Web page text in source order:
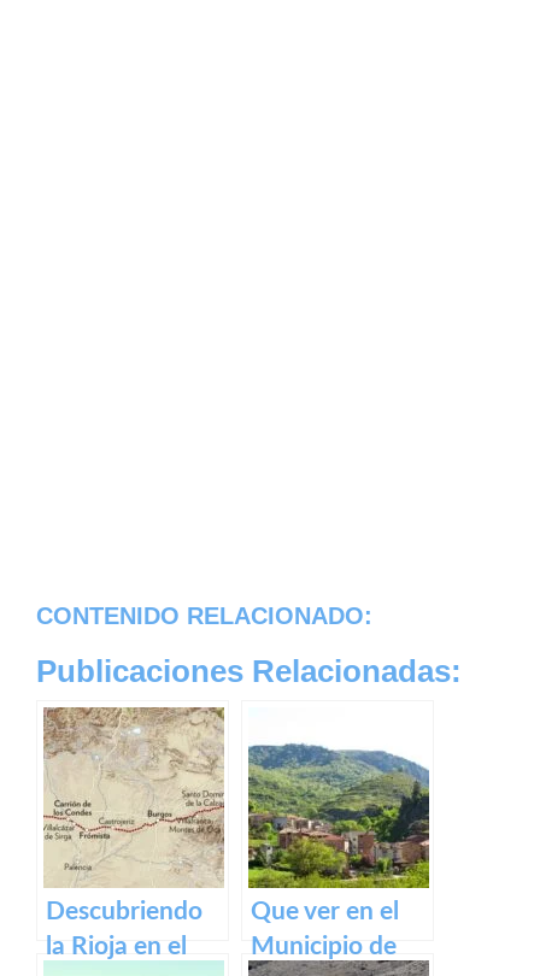
CONTENIDO RELACIONADO:
Publicaciones Relacionadas:
Descubriendo
la Rioja en el
Que ver en el
Municipio de